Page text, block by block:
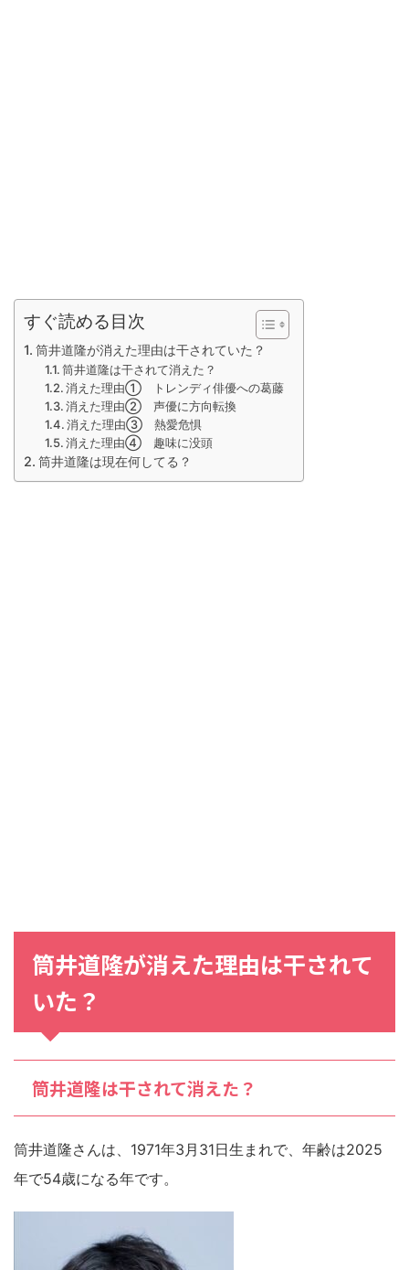
すぐ読める目次
筒井道隆が消えた理由は干されていた？
筒井道隆は干されて消えた？
消えた理由① トレンディ俳優への葛藤
消えた理由② 声優に方向転換
消えた理由③ 熱愛危惧
消えた理由④ 趣味に没頭
筒井道隆は現在何してる？
筒井道隆が消えた理由は干されて
いた？
筒井道隆は干されて消えた？
筒井道隆さんは、1971年3月31日生まれで、年齢は2025
年で54歳になる年です。